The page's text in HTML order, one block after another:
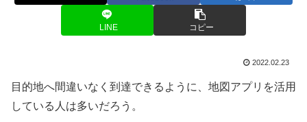
LINE コピー
2022.02.23
目的地へ間違いなく到達できるように、地図アプリを活用
している人は多いだろう。